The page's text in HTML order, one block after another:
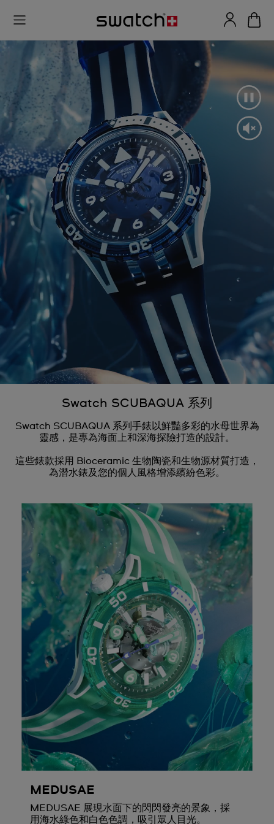
Swatch SCUBAQUA 系列
Swatch SCUBAQUA 系列手錶以鮮豔多彩的水母世界為
靈感，是專為海面上和深海探險打造的設計。
這些錶款採用 Bioceramic 生物陶瓷和生物源材質打造，
為潛水錶及您的個人風格增添繽紛色彩。
MEDUSAE
MEDUSAE 展現水面下的閃閃發亮的景象，採
用海水綠色和白色色調，吸引眾人目光。